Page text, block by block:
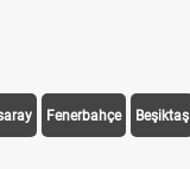
Fenerbahçe Beşiktaş